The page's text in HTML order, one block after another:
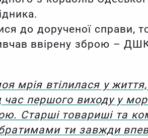
до дорученої справи,
ввірену зброю –
мрія втілилася у
першого виходу у
Старші товариші та
ти завжди